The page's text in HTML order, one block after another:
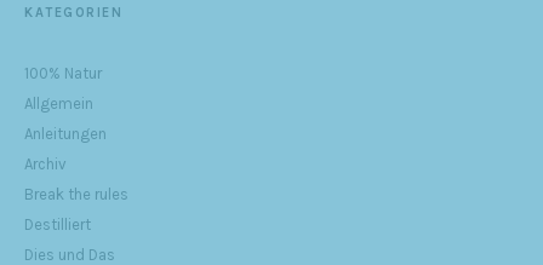
KATEGORIEN
100% Natur
Allgemein
Anleitungen
Archiv
Break the rules
Destilliert
Dies und Das